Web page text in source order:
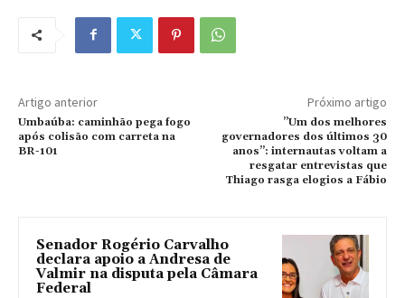
Artigo anterior
Umbaúba: caminhão pega fogo
após colisão com carreta na
BR-101
Próximo artigo
”Um dos melhores
governadores dos últimos 30
anos”: internautas voltam a
resgatar entrevistas que
Thiago rasga elogios a Fábio
Senador Rogério Carvalho
declara apoio a Andresa de
Valmir na disputa pela Câmara
Federal